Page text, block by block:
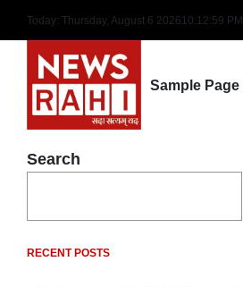
content
Today: Thursday, August 6 202610:13:00 PM
Sample Page
Search
RECENT POSTS